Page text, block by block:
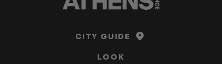
CITY GUIDE
LOOK